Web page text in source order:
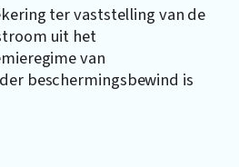
ter vaststelling van de
uit het
van
beschermingsbewind is